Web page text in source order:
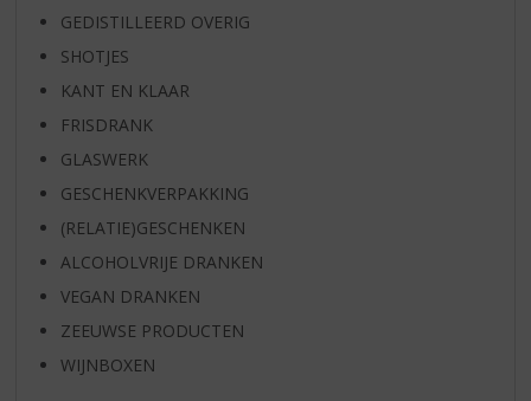
GEDISTILLEERD OVERIG
SHOTJES
KANT EN KLAAR
FRISDRANK
GLASWERK
GESCHENKVERPAKKING
(RELATIE)GESCHENKEN
ALCOHOLVRIJE DRANKEN
VEGAN DRANKEN
ZEEUWSE PRODUCTEN
WIJNBOXEN